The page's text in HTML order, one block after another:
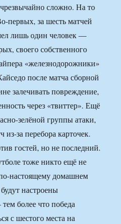
сложно. На то
первых, за шесть матчей
лишь один человек —
своего собственного
«железнодорожники»
после матча сборной
залечивать повреждение,
через «твиттер». Ещё
зелёной группы атаки,
из-за перебора карточек.
гостей, но не последний.
тоже никто ещё не
настоящему домашнем
настроены
более что победа
с шестого места на